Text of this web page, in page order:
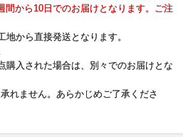
間から10日でのお届けとなります。ご注
から直接発送となります。
購入された場合は、別々でのお届けとな
れません。あらかじめご了承くださ